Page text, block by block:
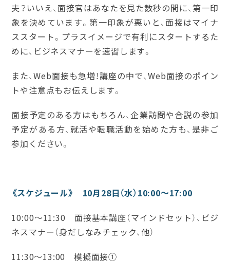
夫？いいえ、面接官はあなたを見た数秒の間に、第一印
象を決めています。第一印象が悪いと、面接はマイナ
ススタート。プラスイメージで有利にスタートするた
めに、ビジネスマナーを速習します。
また、Web面接も急増！講座の中で、Web面接のポイン
トや注意点もお伝えします。
面接予定のある方はもちろん、企業訪問や合説の参加
予定がある方、就活や転職活動を始めた方も、是非ご
参加ください。
《スケジュール》 10月28日（水）10:00～17:00
10:00～11:30 面接基本講座（マインドセット）、ビジ
ネスマナー（身だしなみチェック、他）
11:30～13:00 模擬面接①